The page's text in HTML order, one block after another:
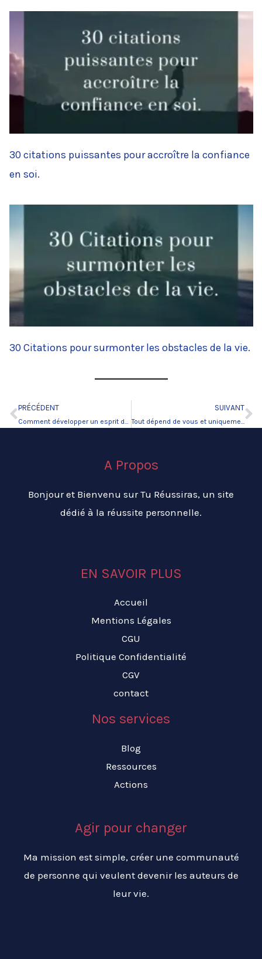
30 citations puissantes pour accroître la confiance
en soi.
30 Citations pour surmonter les obstacles de la vie.
Précédent
PRÉCÉDENT
Comment développer un esprit de vainqueur ?
SUIVANT
Tout dépend de vous et uniquement de vous
A Propos
Bonjour et Bienvenu sur Tu Réussiras, un site
dédié à la réussite personnelle.
EN SAVOIR PLUS
Accueil
Mentions Légales
CGU
Politique Confidentialité
CGV
contact
Nos services
Blog
Ressources
Actions
Agir pour changer
Ma mission est simple, créer une communauté
de personne qui veulent devenir les auteurs de
leur vie.